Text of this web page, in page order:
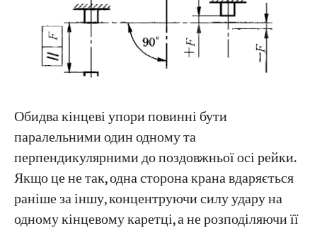
Обидва кінцеві упори повинні бути
паралельними один одному та
перпендикулярними до поздовжньої осі рейки.
Якщо це не так, одна сторона крана вдаряється
раніше за іншу, концентруючи силу удару на
одному кінцевому каретці, а не розподіляючи її